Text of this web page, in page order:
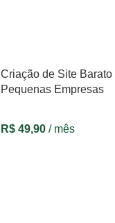
Criação de Site
Pequenas Empresas
R$ 49,90 / mês